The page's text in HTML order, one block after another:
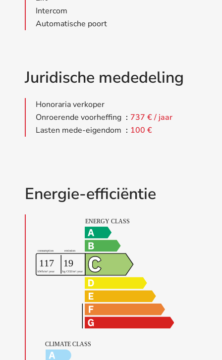
Intercom
Automatische poort
Juridische mededeling
Honoraria verkoper
Onroerende voorheffing
737 € / jaar
Lasten mede-eigendom
100 €
Energie-efficiëntie